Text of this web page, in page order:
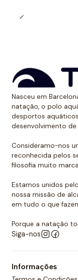
calções
muito tempo
Uso
polo
Da Turbo
polo aquático ou
perfeitamente no
polo aquático
importância. Além
água durante o
do homem que os
usados sem
desportos
Além disso,
um forro
cordão ajustável
Nasceu em
natação, o polo
desportos
desenvolvimento
Consideramo-nos
reconhecida pelos
filosofia muito
Estamos unidos
nossa missão de
em tudo o que
Porque a natação
Siga-nos
Informações